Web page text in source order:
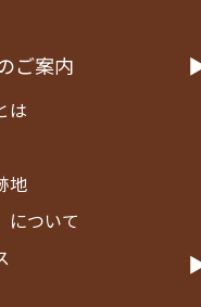
ご案内
は
地
について